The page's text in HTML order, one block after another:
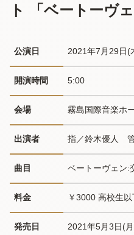
ト 「ベートーヴェ
公演日 2021年7月29日(
開演時間 5:00
会場 霧島国際音楽ホ
出演者 指／鈴木優人　
曲目 ベートーヴェン:
料金 ￥3000 高校生
発売日 2021年5月3日(